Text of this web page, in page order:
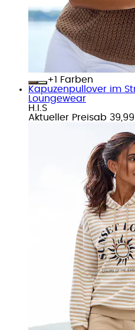
+
Farben
Kapuzenpullover im
Loungewear
H.I.S
Aktueller Preisab